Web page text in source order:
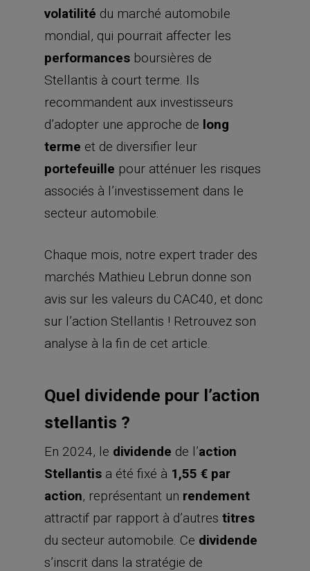
volatilité du marché automobile
mondial, qui pourrait affecter les
performances boursières de
Stellantis à court terme. Ils
recommandent aux investisseurs
d’adopter une approche de long
terme et de diversifier leur
portefeuille pour atténuer les risques
associés à l’investissement dans le
secteur automobile.
Chaque mois, notre expert trader des
marchés Mathieu Lebrun donne son
avis sur les valeurs du CAC40, et donc
sur l’action Stellantis ! Retrouvez son
analyse à la fin de cet article.
Quel dividende pour l’action
stellantis ?
En 2024, le dividende de l’action
Stellantis a été fixé à 1,55 € par
action, représentant un rendement
attractif par rapport à d’autrestitres
du secteur automobile. Ce dividende
s’inscrit dans la stratégie de